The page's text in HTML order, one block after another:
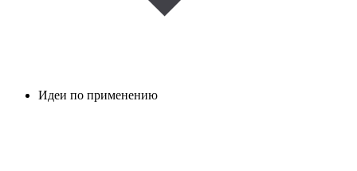
Идеи по применению